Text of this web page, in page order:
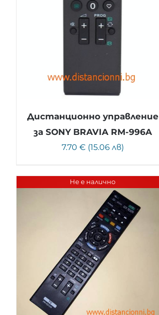
Дистанционно управление
за SONY BRAVIA RM-996A
7.70 € (15.06 лв)
Не е налично